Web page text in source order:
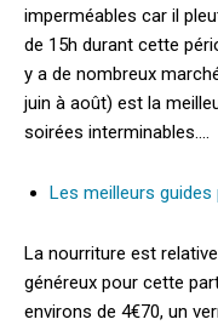
imperméables car il
de 15h durant cette
y a de nombreux
juin à août) est la
soirées interminables….
Les meilleurs
La nourriture est
généreux pour cette
environs de 4€70, un